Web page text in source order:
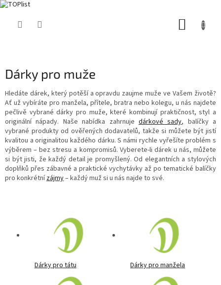
Dárky pro muže
Hledáte dárek, který potěší a opravdu zaujme muže ve Vašem životě?
Ať už vybíráte pro manžela, přítele, bratra nebo kolegu, u nás najdete
pečlivě vybrané dárky pro muže, které kombinují praktičnost, styl a
originální nápady. Naše nabídka zahrnuje dárkové sady, balíčky a
vybrané produkty od ověřených dodavatelů, takže si můžete být jistí
kvalitou a originalitou každého dárku. S námi rychle vyřešíte problém s
výběrem – bez stresu a kompromisů. Vyberete-li dárek u nás, můžete
si být jisti, že každý detail je promyšlený. Od elegantních a stylových
doplňků přes zábavné a praktické vychytávky až po tematické balíčky
pro konkrétnízájmy– každý muž si u nás najde to své.
Dárky pro tátu Dárky pro manžela